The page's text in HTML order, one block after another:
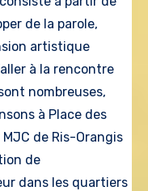
de la parole,
artistique
à la rencontre
nombreuses,
à Place des
de Ris-Orangis
de
dans les quartiers